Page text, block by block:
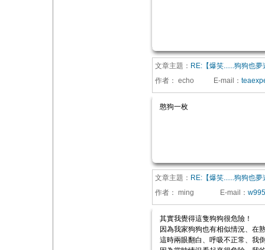
文章主題： RE:【爆笑......狗狗也
作者： echo E-mail ：
憨狗一枚
文章主題： RE:【爆笑......狗狗也
作者： ming E-mail ：
其實我覺得這隻狗狗很危險！
因為我家狗狗也有相似情況、在
這時兩眼翻白、呼吸不正常、我